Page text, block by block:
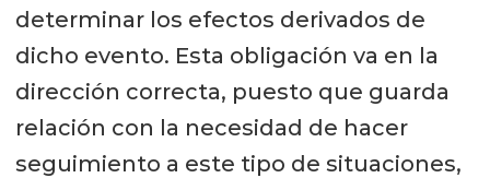
determinar los efectos derivados de
dicho evento. Esta obligación va en la
dirección correcta, puesto que guarda
relación con la necesidad de hacer
seguimiento a este tipo de situaciones,